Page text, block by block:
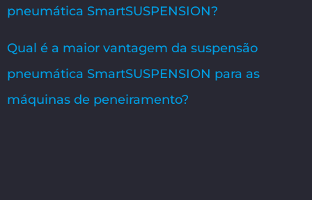
pneumática SmartSUSPENSION?
Qual é a maior vantagem da suspensão
pneumática SmartSUSPENSION para as
máquinas de peneiramento?